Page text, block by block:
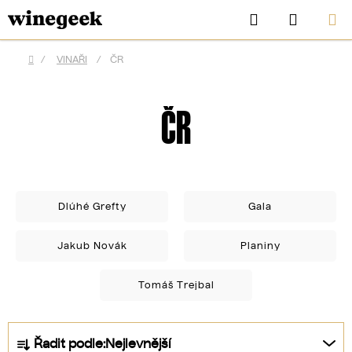
Přejít
na
obsah
Hledat
KOŠÍK
Domů
/ VINAŘI / ČR
ČR
Dlúhé Grefty Gala
Jakub Novák Planiny
Tomáš Trejbal
Řadit podle:Nejlevnější